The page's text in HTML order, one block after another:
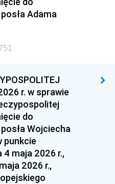
Adama
r. w sprawie
do
Wojciecha
punkcie
maja 2026 r.,
2026 r.,